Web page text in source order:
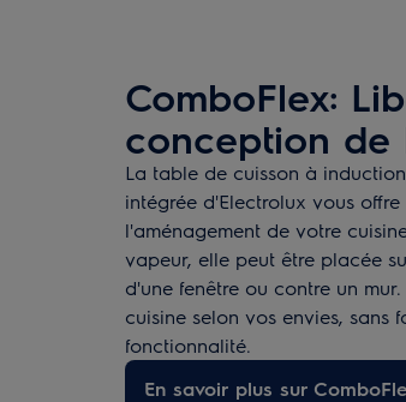
ComboFlex:
conception de
La table de cuisson à
intégrée d'Electrolux vous
l'aménagement de votre
vapeur, elle peut être placée
d'une fenêtre ou contre un
cuisine selon vos envies, sans
fonctionnalité.
En savoir plus sur